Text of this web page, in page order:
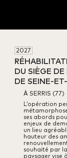
2027
DU SIÈGE
DE SEINE-
À SERRIS (77)
L’opération
ses abords
enjeux de
un lieu
hauteur des
souhaité par
paysager vise